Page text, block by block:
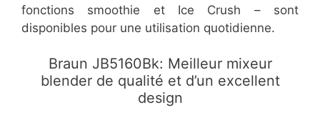
fonctions smoothie et Ice Crush – sont
disponibles pour une utilisation quotidienne.
Braun JB5160Bk: Meilleur mixeur
blender de qualité et d’un excellent
design